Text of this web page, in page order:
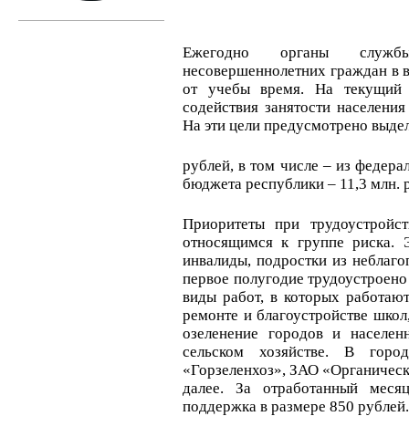
Ежегодно органы службы
несовершеннолетних граждан в
от учебы время. На текущий
содействия занятости
На эти цели предусмотрено
рублей, в том числе – из
бюджета республики – 11,3 млн.
Приоритеты при
относящимся к группе риска.
инвалиды, подростки из
первое полугодие
виды работ, в которых
ремонте и благоустройстве
озеленение городов и
сельском хозяйстве. В
«Горзеленхоз», ЗАО
далее. За отработанный
поддержка в размере 850 рублей.